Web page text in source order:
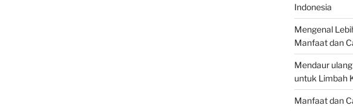
Indonesia
Mengenal
Manfaat dan
Mendaur
untuk Limbah
Manfaat dan